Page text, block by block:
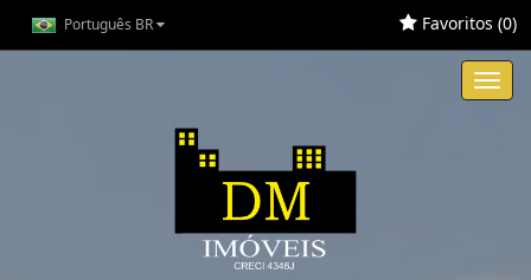
Português BR Favoritos (0)